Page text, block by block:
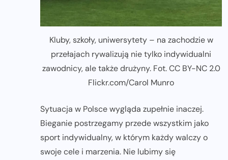
Kluby, szkoły, uniwersytety – na zachodzie w
przełajach rywalizują nie tylko indywidualni
zawodnicy, ale także drużyny. Fot. CC BY-NC 2.0
Flickr.com/Carol Munro
Sytuacja w Polsce wygląda zupełnie inaczej.
Bieganie postrzegamy przede wszystkim jako
sport indywidualny, w którym każdy walczy o
swoje cele i marzenia. Nie lubimy się